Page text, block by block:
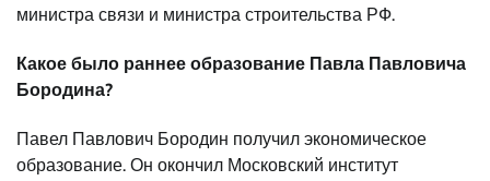
министра связи и министра строительства РФ.
Какое было раннее образование Павла Павловича
Бородина?
Павел Павлович Бородин получил экономическое
образование. Он окончил Московский институт